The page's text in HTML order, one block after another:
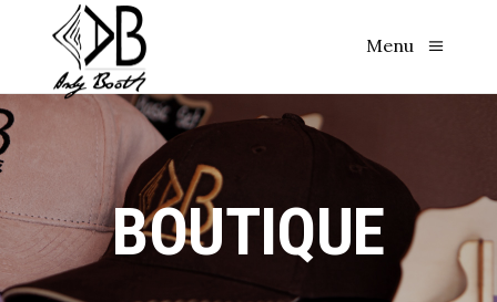
Menu
BOUTIQUE